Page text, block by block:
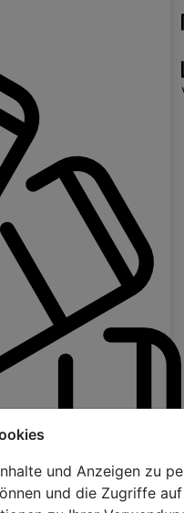
und Anzeigen zu
und die Zugriffe